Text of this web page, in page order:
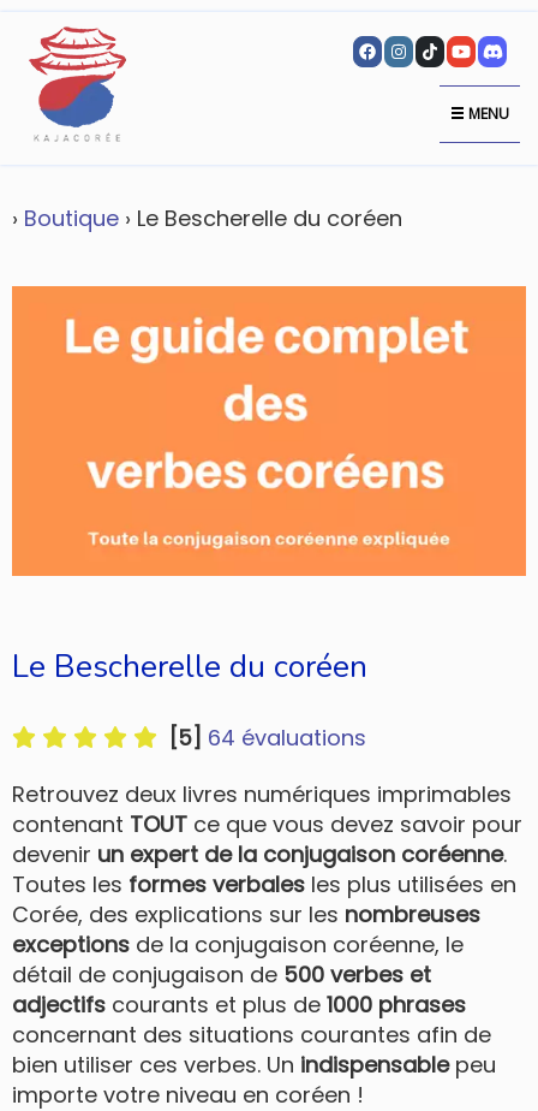
MENU
› Boutique › Le Bescherelle du coréen
Le Bescherelle du coréen
[5] 64 évaluations
Retrouvez deux livres numériques imprimables
contenant TOUT ce que vous devez savoir pour
devenir un expert de la conjugaison coréenne.
Toutes les formes verbales les plus utilisées en
Corée, des explications sur les nombreuses
exceptions de la conjugaison coréenne, le
détail de conjugaison de 500 verbes et
adjectifs courants et plus de 1000 phrases
concernant des situations courantes afin de
bien utiliser ces verbes. Un indispensable peu
importe votre niveau en coréen !